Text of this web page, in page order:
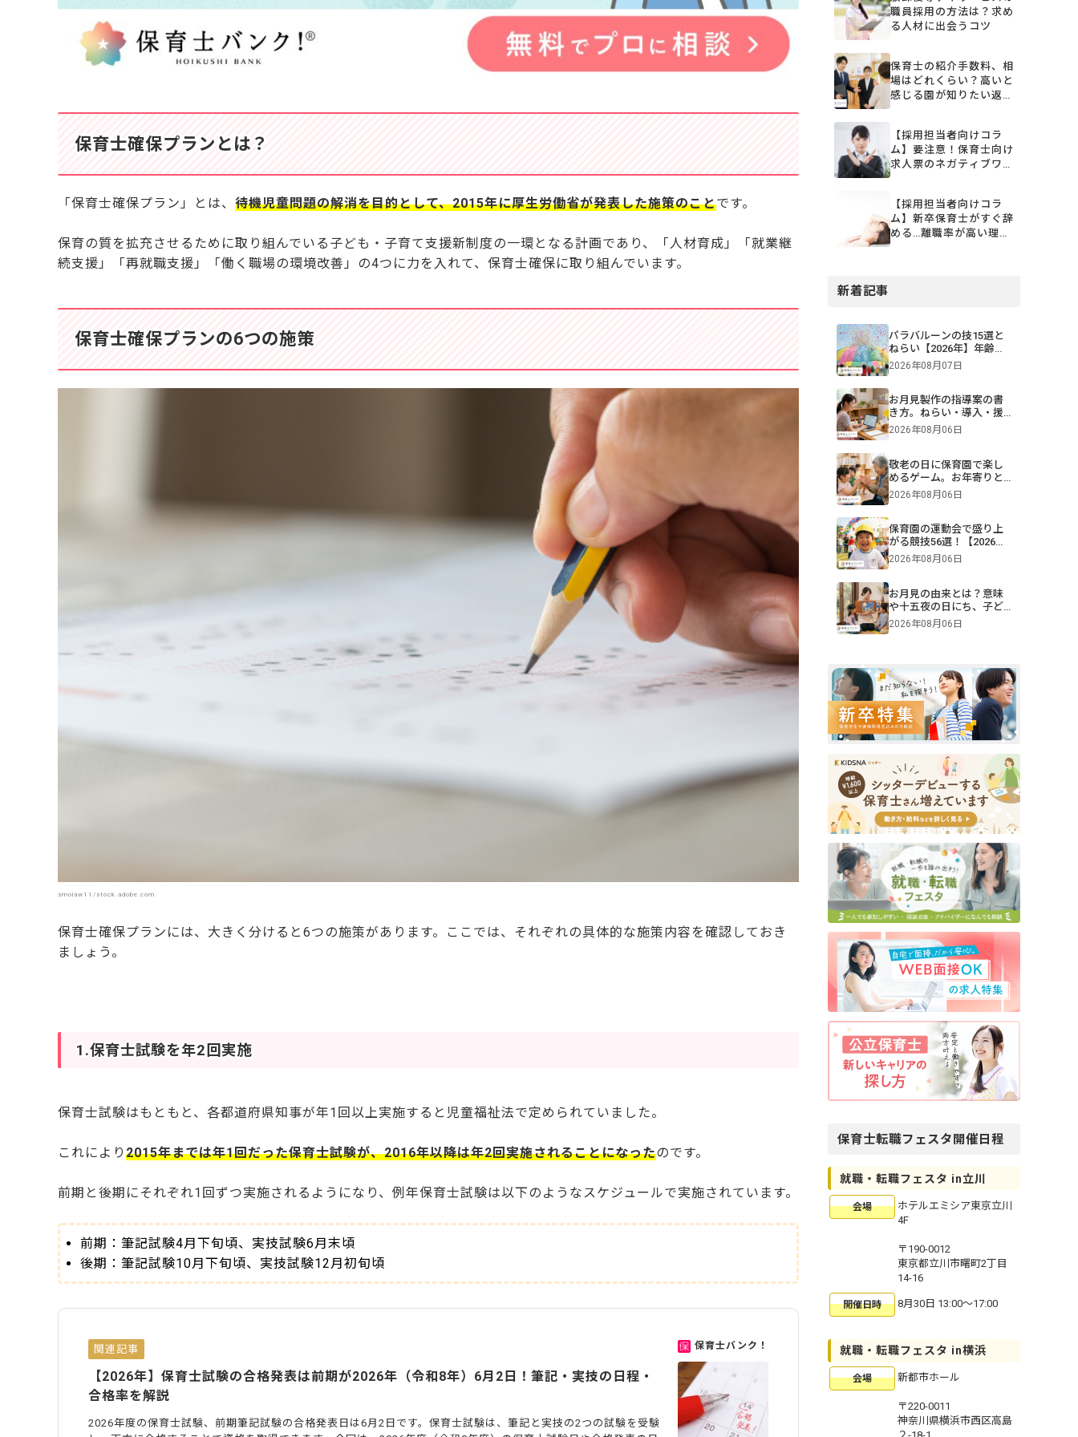
保育士確保プランとは？
「保育士確保プラン」とは、 待機児童問題の解消を目的として、2015年に厚生労働省が発表した施策のことです。
保育の質を拡充させるために取り組んでいる子ども・子育て支援新制度の一環となる計画であり、「人材育成」「就業継
続支援」「再就職支援」「働く職場の環境改善」の4つに力を入れて、保育士確保に取り組んでいます。
保育士確保プランの6つの施策
smolaw11/stock.adobe.com
保育士確保プランには、大きく分けると6つの施策があります。ここでは、それぞれの具体的な施策内容を確認しておき
ましょう。
1.保育士試験を年2回実施
保育士試験はもともと、各都道府県知事が年1回以上実施すると児童福祉法で定められていました。
これにより 2015年までは年1回だった保育士試験が、2016年以降は年2回実施されることになったのです。
前期と後期にそれぞれ1回ずつ実施されるようになり、例年保育士試験は以下のようなスケジュールで実施されています。
前期：筆記試験4月下旬頃、実技試験6月末頃
後期：筆記試験10月下旬頃、実技試験12月初旬頃
関連記事
【2026年】保育士試験の合格発表は前期が2026年（令和8年）6月2日！筆記・実技の日程・
合格率を解説
2026年度の保育士試験、前期筆記試験の合格発表日は6月2日です。保育士試験は、筆記と実技の2つの試験を受験
保育士バンク！
職員採用の方法は？求め
る人材に出会うコツ
保育士の紹介手数料、相
場はどれくらい？高いと
感じる園が知りたい返金
【採用担当者向けコラ
ム】要注意！保育士向け
求人票のネガティブワー
【採用担当者向けコラ
ム】新卒保育士がすぐ辞
める…離職率が高い理由
新着記事
パラバルーンの技15選と
ねらい【2026年】年齢・
難易度別一覧＆演目構成
も！画像付きで紹介
2026年08月07日
お月見製作の指導案の書
き方。ねらい・導入・援
助を年齢別に解説【保
2026年08月06日
敬老の日に保育園で楽し
めるゲーム。お年寄りと
交流できる遊びや伝承遊
びのアイデア
2026年08月06日
保育園の運動会で盛り上
がる競技56選！【2026年
版】0・1・2・3・4・5歳
2026年08月06日
お月見の由来とは？意味
や十五夜の日にち、子ど
もへの伝え方【2026年最
2026年08月06日
保育士転職フェスタ開催日程
就職・転職フェスタ in立川
会場
ホテルエミシア東京立川
4F
〒190-0012
東京都立川市曙町2丁目
14-16
開催日時 8月30日 13:00〜17:00
就職・転職フェスタ in横浜
会場 新都市ホール
〒220-0011
神奈川県横浜市西区高島